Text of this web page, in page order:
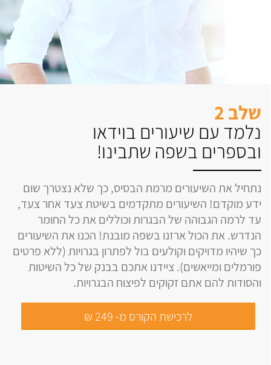
שלב 2
נלמד עם שיעורים בוידאו
ובספרים בשפה שתבינו!
נתחיל את השיעורים מרמת הבסיס, כך שלא נצטרך שום
ידע מוקדם! השיעורים מתקדמים בשיטת צעד אחר צעד,
עד לרמה הגבוהה של הבגרות וכוללים את כל החומר
הנדרש. את הכול ארזנו בשפה מובנת! הכנו את השיעורים
כך שיהיו מדויקים וקולעים בול לפתרון בגרויות (ללא פרטים
פורמלים ומייאשים). ציידנו אתכם בבנק של כל השיטות
והסודות להם אתם זקוקים לפיצוח הבגרויות.
לרכישת הקורס מ- 249 ₪